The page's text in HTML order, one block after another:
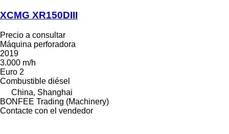
XCMG XR150DIII
Precio a consultar
Máquina perforadora
2019
3.000 m/h
Euro 2
Combustible diésel
China, Shanghai
BONFEE Trading (Machinery)
Contacte con el vendedor